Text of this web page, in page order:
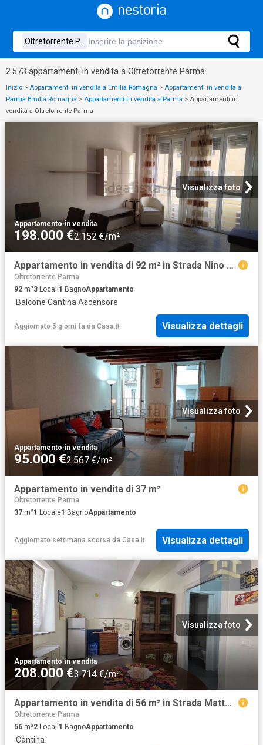
2.573 appartamenti in vendita a Oltretorrente Parma
Inizio > Appartamenti in vendita a Emilia Romagna > Appartamenti in vendita a
Parma Emilia Romagna > Appartamenti in vendita a Parma > Appartamenti in
vendita a Oltretorrente Parma
Visualizza foto
Appartamento·in vendita
198.000 €2.152 €/m²
Appartamento in vendita di 92 m² in Strada Nino Bixio
Oltretorrente Parma
92 m²3 Locali1 BagnoAppartamento
·Balcone·Cantina·Ascensore
Aggiornato 5 giorni fa da Casa.it Visualizza dettagli
Visualizza foto
Appartamento·in vendita
95.000 €2.567 €/m²
Appartamento in vendita di 37 m²
Oltretorrente Parma
37 m²1 Locale1 BagnoAppartamento
Aggiornato settimana scorsa da Casa.it Visualizza dettagli
Visualizza foto
Appartamento·in vendita
208.000 €3.714 €/m²
Appartamento in vendita di 56 m² in Strada Matteo Renato Imbriani
Oltretorrente Parma
56 m²2 Locali1 BagnoAppartamento
·Cantina